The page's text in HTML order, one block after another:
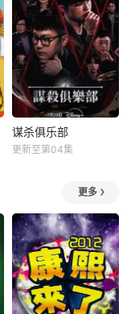
谋杀俱乐部
更新至第04集
更多